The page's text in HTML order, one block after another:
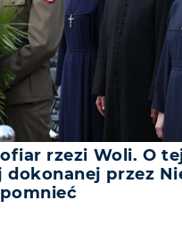
ofiar rzezi Woli. O
dokonanej przez